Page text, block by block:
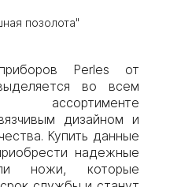
позолота"
Perles от
во всем
ассортименте
дизайном и
Купить данные
надежные
ножи, которые